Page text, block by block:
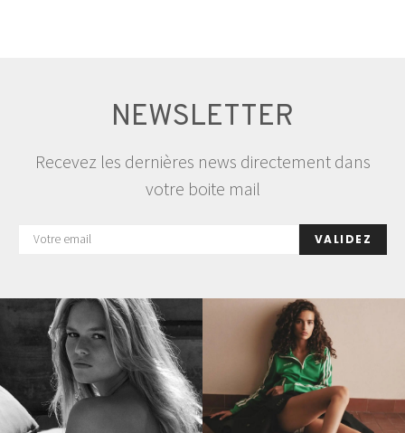
NEWSLETTER
Recevez les dernières news directement dans
votre boite mail
VALIDEZ